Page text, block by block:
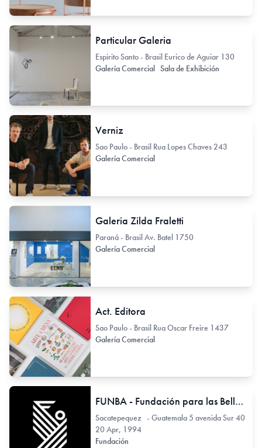
Particular Galeria
Espirito Santo - Brasil Eurico de Aguiar 130
Galería Comercial Sala de Exhibición
Verniz
Sao Paulo - Brasil Rua Lopes Chaves 243
Galería Comercial
Galeria Zilda Fraletti
Paraná - Brasil Av. Batel 1750
Galería Comercial
Act. Editora
Sao Paulo - Brasil Rua Oscar Freire 1437
Galería Comercial
FUNBA - Fundación para las Bellas Artes y la Cultura
Sacatepequez - Guatemala 5 avenida Sur 40
20 Apr, 1994
Fundación